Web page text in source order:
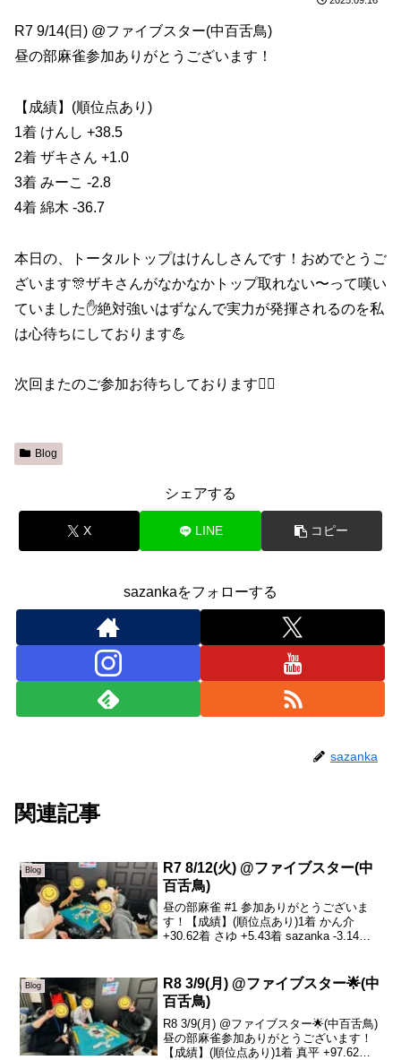
R7 9/14(日) @ファイブスター(中百舌鳥)
昼の部麻雀参加ありがとうございます！
【成績】(順位点あり)
1着 けんし +38.5
2着 ザキさん +1.0
3着 みーこ -2.8
4着 綿木 -36.7
本日の、トータルトップはけんしさんです！おめでとうご
ざいます🎊ザキさんがなかなかトップ取れない〜って嘆い
ていました✋絶対強いはずなんで実力が発揮されるのを私
は心待ちにしております💪
次回またのご参加お待ちしております🙇‍♀️
Blog
シェアする
X LINE コピー
sazankaをフォローする
sazanka
関連記事
Blog
R7 8/12(火) @ファイブスター(中
百舌鳥)
昼の部麻雀 #1 参加ありがとうございま
す！【成績】(順位点あり)1着 かん介
+30.62着 さゆ +5.43着 sazanka -3.14着
日からの参加でマイ...
Blog
R8 3/9(月) @ファイブスター🌟(中
百舌鳥)
R8 3/9(月) @ファイブスター🌟(中百舌鳥)
昼の部麻雀参加ありがとうございます！
【成績】(順位点あり)1着 真平 +97.62着